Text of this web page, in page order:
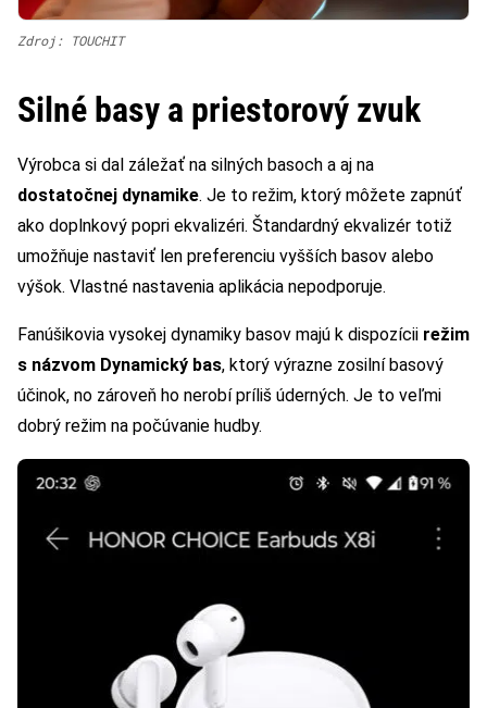
Zdroj: TOUCHIT
Silné basy a priestorový zvuk
Výrobca si dal záležať na silných basoch a aj na
dostatočnej dynamike. Je to režim, ktorý môžete zapnúť
ako doplnkový popri ekvalizéri. Štandardný ekvalizér totiž
umožňuje nastaviť len preferenciu vyšších basov alebo
výšok. Vlastné nastavenia aplikácia nepodporuje.
Fanúšikovia vysokej dynamiky basov majú k dispozícii režim
s názvom Dynamický bas, ktorý výrazne zosilní basový
účinok, no zároveň ho nerobí príliš úderných. Je to veľmi
dobrý režim na počúvanie hudby.